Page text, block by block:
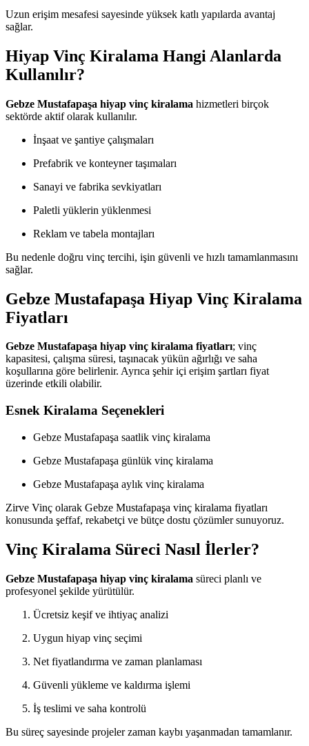
Uzun erişim mesafesi sayesinde yüksek katlı yapılarda avantaj
sağlar.
Hiyap Vinç Kiralama Hangi Alanlarda
Kullanılır?
Gebze Mustafapaşa hiyap vinç kiralama hizmetleri birçok
sektörde aktif olarak kullanılır.
İnşaat ve şantiye çalışmaları
Prefabrik ve konteyner taşımaları
Sanayi ve fabrika sevkiyatları
Paletli yüklerin yüklenmesi
Reklam ve tabela montajları
Bu nedenle doğru vinç tercihi, işin güvenli ve hızlı tamamlanmasını
sağlar.
Gebze Mustafapaşa Hiyap Vinç Kiralama
Fiyatları
Gebze Mustafapaşa hiyap vinç kiralama fiyatları; vinç
kapasitesi, çalışma süresi, taşınacak yükün ağırlığı ve saha
koşullarına göre belirlenir. Ayrıca şehir içi erişim şartları fiyat
üzerinde etkili olabilir.
Esnek Kiralama Seçenekleri
Gebze Mustafapaşa saatlik vinç kiralama
Gebze Mustafapaşa günlük vinç kiralama
Gebze Mustafapaşa aylık vinç kiralama
Zirve Vinç olarak Gebze Mustafapaşa vinç kiralama fiyatları
konusunda şeffaf, rekabetçi ve bütçe dostu çözümler sunuyoruz.
Vinç Kiralama Süreci Nasıl İlerler?
Gebze Mustafapaşa hiyap vinç kiralama süreci planlı ve
profesyonel şekilde yürütülür.
Ücretsiz keşif ve ihtiyaç analizi
Uygun hiyap vinç seçimi
Net fiyatlandırma ve zaman planlaması
Güvenli yükleme ve kaldırma işlemi
İş teslimi ve saha kontrolü
Bu süreç sayesinde projeler zaman kaybı yaşanmadan tamamlanır.